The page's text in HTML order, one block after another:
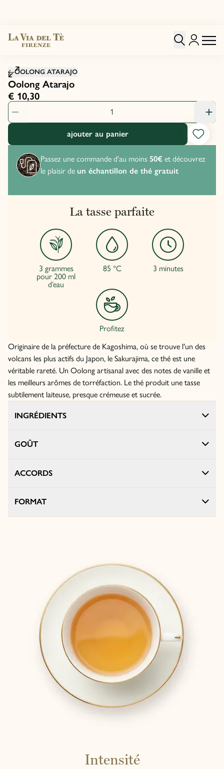
OOLONG ATARAJO
Oolong Atarajo
€ 10,30
quantité de produit: 1
ajouter au panier
Passez une commande d'au moins 50€et découvrez
le plaisir de un échantillon de thé gratuit
La tasse parfaite
3 grammes
pour 200 ml
d’eau
85 °C 3 minutes
Profitez
Originaire de la préfecture de Kagoshima, où se trouve l'un des
volcans les plus actifs du Japon, le Sakurajima, ce thé est une
véritable rareté. Un Oolong artisanal avec des notes de vanille et
les meilleurs arômes de torréfaction. Le thé produit une tasse
subtilement laiteuse, presque crémeuse et sucrée.
INGRÉDIENTS
GOÛT
ACCORDS
FORMAT
Intensité